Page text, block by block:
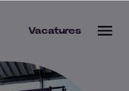
Vacatures